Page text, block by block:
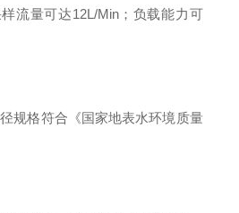
流量可达12L/Min；负载能力可
规格符合《国家地表水环境质量